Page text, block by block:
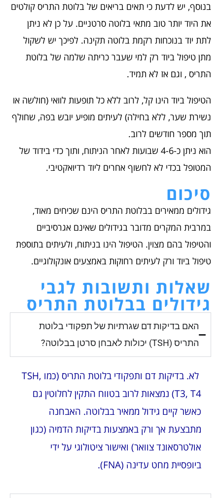
בנוסף, יש לדעת כי תאים בריאים של בלוטת התריס קולטים
את היוד יותר טוב מתאי בלוטה סרטניים. על כן לא ניתן
לתת יוד בנוכחות רקמת בלוטה תקינה. לפיכך יש לשקול
מתן טיפול ביוד רק למי שעבר כריתה שלמה של בלוטת
התריס , וגם אז לא תמיד.
הטיפול ביוד הינו קל, לרוב ללא כל תופעות לוואי (חולשה או
נשירת שער, ללא בחילה) לעיתים מופיע יובש בפה, שחולף
תוך מספר חודשים לרוב.
הוא ניתן כ-4-6 שבועות לאחר הניתוח, ותוך כדי בידוד של
המטופל בכדי לא לחשוף אחרים ליוד רדיואקטיבי.
סיכום
גידולים ממאירים בבלוטת התריס הינם שכיחים מאוד,
במרבית המקרים מדובר בגידולים שאינם אגרסיביים
והטיפול בהם מצוין. הטיפול הינו בניתוח, ולעיתים בתוספת
טיפול ביוד ורק לעיתים רחוקות באמצעים אונקולוגיים.
שאלות ותשובות לגבי
גידולים בבלוטת התריס
האם בדיקות דם שגרתיות של תפקודי בלוטת
התריס (TSH) יכולות לאבחן סרטן בבלוטה?
לא. בדיקות דם ותפקודי בלוטת התריס (כמו TSH,
T3, T4) נמצאות לרוב בטווח התקין לחלוטין גם
כאשר קיים גידול ממאיר בבלוטה. האבחנה
מתבצעת אך ורק באמצעות בדיקות הדמיה (כגון
אולטרסאונד צוואר) ואישור ציטולוגי על ידי
ביופסיית מחט עדינה (FNA).